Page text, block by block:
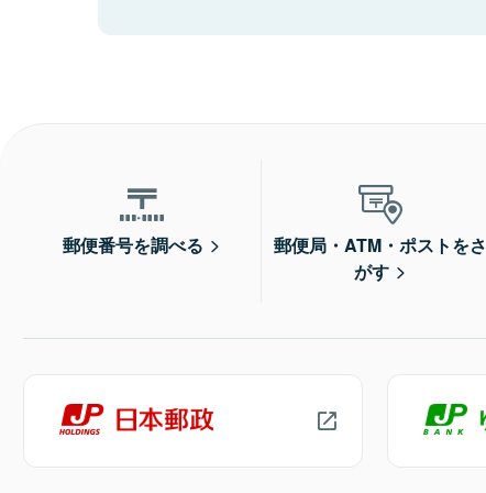
郵便番号を調べる
郵便局・ATM・ポストをさ
がす